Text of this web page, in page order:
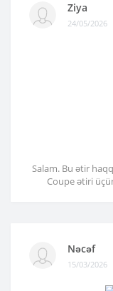
Ziya
24/05/2026
Salam. Bu ətir
Coupe ətiri
Nəcəf
15/03/2026